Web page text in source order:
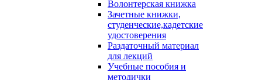
Волонтерская книжка
Зачетные книжки,
студенческие,кадетские
удостоверения
Раздаточный материал
для лекций
Учебные пособия и
методички